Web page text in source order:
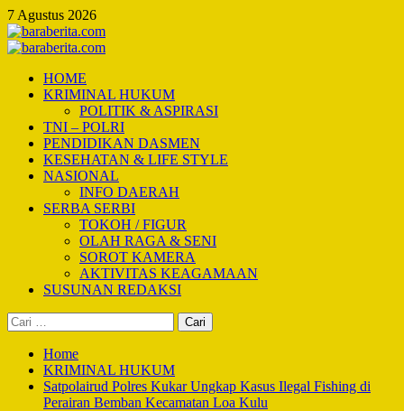
Skip
to
content
7 Agustus 2026
Primary
HOME
KRIMINAL HUKUM
POLITIK & ASPIRASI
TNI – POLRI
PENDIDIKAN DASMEN
KESEHATAN & LIFE STYLE
NASIONAL
INFO DAERAH
SERBA SERBI
TOKOH / FIGUR
OLAH RAGA & SENI
SOROT KAMERA
AKTIVITAS KEAGAMAAN
SUSUNAN REDAKSI
Cari
untuk:
Home
KRIMINAL HUKUM
Satpolairud Polres Kukar Ungkap Kasus Ilegal Fishing di
Perairan Bemban Kecamatan Loa Kulu